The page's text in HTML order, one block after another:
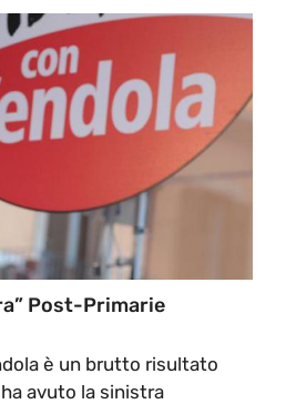
Post-Primarie
è un brutto risultato
avuto la sinistra